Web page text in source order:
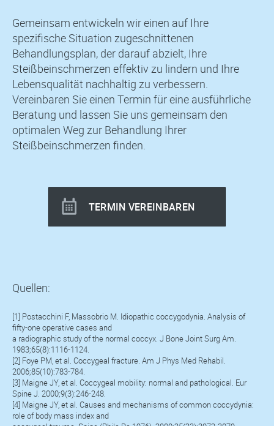
Gemeinsam entwickeln wir einen auf Ihre
spezifische Situation zugeschnittenen
Behandlungsplan, der darauf abzielt, Ihre
Steißbeinschmerzen effektiv zu lindern und Ihre
Lebensqualität nachhaltig zu verbessern.
Vereinbaren Sie einen Termin für eine ausführliche
Beratung und lassen Sie uns gemeinsam den
optimalen Weg zur Behandlung Ihrer
Steißbeinschmerzen finden.
TERMIN VEREINBAREN
Quellen:
[1] Postacchini F, Massobrio M. Idiopathic coccygodynia. Analysis of
fifty-one operative cases and
a radiographic study of the normal coccyx. J Bone Joint Surg Am.
1983;65(8):1116-1124.
[2] Foye PM, et al. Coccygeal fracture. Am J Phys Med Rehabil.
2006;85(10):783-784.
[3] Maigne JY, et al. Coccygeal mobility: normal and pathological. Eur
Spine J. 2000;9(3):246-248.
[4] Maigne JY, et al. Causes and mechanisms of common coccydynia:
role of body mass index and